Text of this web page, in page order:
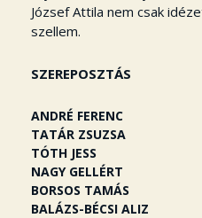
József Attila nem csak
szellem.
SZEREPOSZTÁS
ANDRÉ FERENC
TATÁR ZSUZSA
TÓTH JESS
NAGY GELLÉRT
BORSOS TAMÁS
BALÁZS-BÉCSI ALIZ